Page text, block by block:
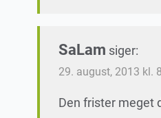
SaLam siger:
29. august, 2013 kl.
Den frister meget